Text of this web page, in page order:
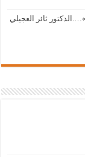
ثائر العجيلي